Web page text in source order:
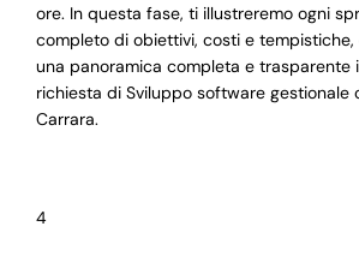
ore. In questa fase, ti illustreremo ogni
completo di obiettivi, costi e
una panoramica completa e trasparente
richiesta di Sviluppo software gestionale
Carrara.
4